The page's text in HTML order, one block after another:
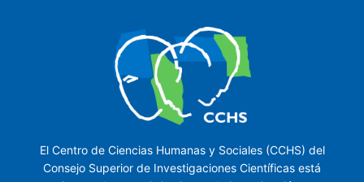
El Centro de Ciencias Humanas y Sociales (CCHS) del
Consejo Superior de Investigaciones Científicas está